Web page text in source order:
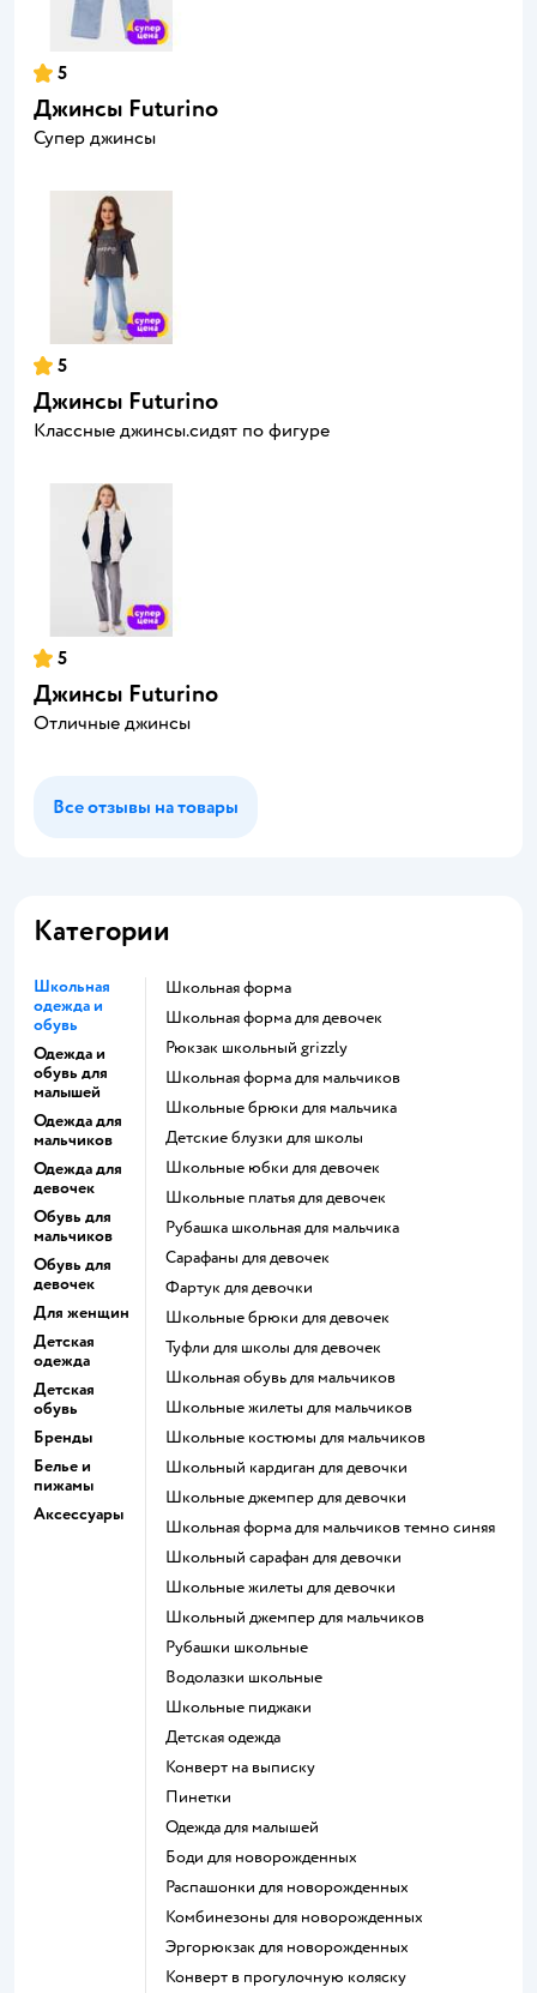
5
Джинсы Futurino
Супер джинсы
5
Джинсы Futurino
Классные джинсы.сидят по фигуре
5
Джинсы Futurino
Отличные джинсы
Все отзывы на товары
Категории
Школьная
одежда и
обувь
Одежда и
обувь для
малышей
Одежда для
мальчиков
Одежда для
девочек
Обувь для
мальчиков
Обувь для
девочек
Для женщин
Детская
одежда
Детская
обувь
Бренды
Белье и
пижамы
Аксессуары
Школьная форма
Школьная форма для девочек
Рюкзак школьный grizzly
Школьная форма для мальчиков
Школьные брюки для мальчика
Детские блузки для школы
Школьные юбки для девочек
Школьные платья для девочек
Рубашка школьная для мальчика
Сарафаны для девочек
Фартук для девочки
Школьные брюки для девочек
Туфли для школы для девочек
Школьная обувь для мальчиков
Школьные жилеты для мальчиков
Школьные костюмы для мальчиков
Школьный кардиган для девочки
Школьные джемпер для девочки
Школьная форма для мальчиков темно синяя
Школьный сарафан для девочки
Школьные жилеты для девочки
Школьный джемпер для мальчиков
Рубашки школьные
Водолазки школьные
Школьные пиджаки
Детская одежда
Конверт на выписку
Пинетки
Одежда для малышей
Боди для новорожденных
Распашонки для новорожденных
Комбинезоны для новорожденных
Эргорюкзак для новорожденных
Конверт в прогулочную коляску